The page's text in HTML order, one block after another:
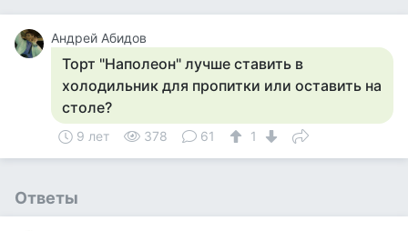
Андрей Абидов
Торт "Наполеон" лучше ставить в
холодильник для пропитки или оставить на
столе?
9 лет 378 61 1
Ответы